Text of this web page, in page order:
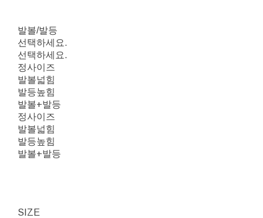
발볼/발등
선택하세요.
선택하세요.
정사이즈
발볼넓힘
발등높힘
발볼+발등
정사이즈
발볼넓힘
발등높힘
발볼+발등
SIZE